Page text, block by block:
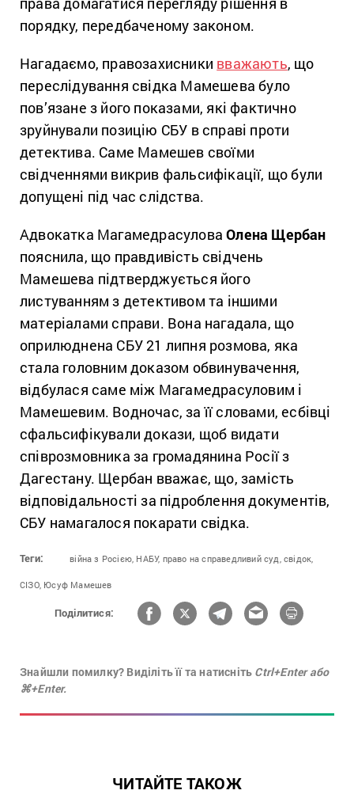
порядку, передбаченому законом.
Нагадаємо, правозахисники вважають, що
переслідування свідка Мамешева було
пов’язане з його показами, які фактично
зруйнували позицію СБУ в справі проти
детектива. Саме Мамешев своїми
свідченнями викрив фальсифікації, що були
допущені під час слідства.
Адвокатка МагамедрасуловаОлена Щербан
пояснила, що правдивість свідчень
Мамешева підтверджується його
листуванням з детективом та іншими
матеріалами справи. Вона нагадала, що
оприлюднена СБУ 21 липня розмова, яка
стала головним доказом обвинувачення,
відбулася саме між Магамедрасуловим і
Мамешевим. Водночас, за її словами, есбівці
сфальсифікували докази, щоб видати
співрозмовника за громадянина Росії з
Дагестану. Щербан вважає, що, замість
відповідальності за підроблення документів,
СБУ намагалося покарати свідка.
Теги: війна з Росією, НАБУ, право на справедливий суд, свідок,
СІЗО, Юсуф Мамешев
Поділитися:
Знайшли помилку? Виділіть її та натисніть Ctrl+Enter або
⌘+Enter.
ЧИТАЙТЕ ТАКОЖ